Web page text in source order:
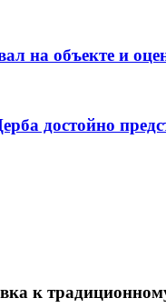
на объекте и
достойно
к